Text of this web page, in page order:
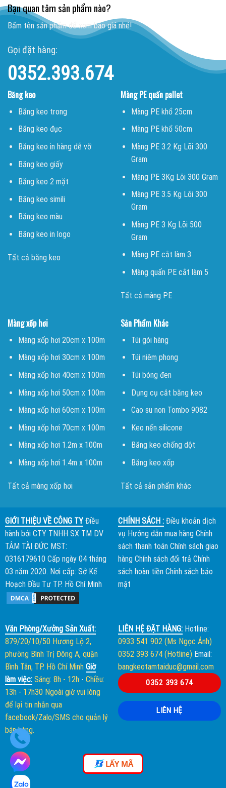
Bạn quan tâm sản phẩm nào?
Bấm tên sản phẩm để xem báo giá nhé!
Gọi đặt hàng:
0352.393.674
Băng keo
Băng keo trong
Băng keo đục
Băng keo in hàng dễ vỡ
Băng keo giấy
Băng keo 2 mặt
Băng keo simili
Băng keo màu
Băng keo in logo
Tất cả băng keo
Màng PE quấn pallet
Màng PE khổ 25cm
Màng PE khổ 50cm
Màng PE 3.2 Kg Lõi 300
Gram
Màng PE 3Kg Lõi 300 Gram
Màng PE 3.5 Kg Lõi 300
Gram
Màng PE 3 Kg Lõi 500
Gram
Màng PE cắt làm 3
Màng quấn PE cắt làm 5
Tất cả màng PE
Màng xốp hơi
Màng xốp hơi 20cm x 100m
Màng xốp hơi 30cm x 100m
Màng xốp hơi 40cm x 100m
Màng xốp hơi 50cm x 100m
Màng xốp hơi 60cm x 100m
Màng xốp hơi 70cm x 100m
Màng xốp hơi 1.2m x 100m
Màng xốp hơi 1.4m x 100m
Tất cả màng xốp hơi
Sản Phẩm Khác
Túi gói hàng
Túi niêm phong
Túi bóng đen
Dụng cụ cắt băng keo
Cao su non Tombo 9082
Keo nến silicone
Băng keo chống dột
Băng keo xốp
Tất cả sản phẩm khác
GIỚI THIỆU VỀ CÔNG TYĐiều
hành bởi CTY TNHH SX TM DV
TÂM TÀI ĐỨC MST:
0316179610 Cấp ngày 04 tháng
03 năm 2020. Nơi cấp: Sở Kế
Hoạch Đầu Tư TP. Hồ Chí Minh
CHÍNH SÁCH : Điều khoản dịch
vụ Hướng dẫn mua hàng Chính
sách thanh toán Chính sách giao
hàng Chính sách đổi trả Chính
sách hoàn tiền Chính sách bảo
mật
Văn Phòng/Xưởng Sản Xuất:
879/20/10/50 Hương Lộ 2,
phường Bình Trị Đông A, quận
Bình Tân, TP. Hồ Chí Minh Giờ
làm việc: Sáng: 8h - 12h- Chiều:
13h - 17h30 Ngoài giờ vui lòng
để lại tin nhắn qua
facebook/Zalo/SMS cho quản lý
bán hàng.
LIÊN HỆ ĐẶT HÀNG:Hotline:
0933 541 902 (Ms Ngọc Ánh)
0352 393 674 (Hotline) Email:
bangkeotamtaiduc@gmail.com
0352 393 674
LIÊN HỆ
LẤY MÃ